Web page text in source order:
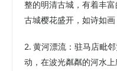
整的明清古城，有着丰
古城樱花盛开，如诗如画
2. 黄河漂流：驻马店毗
动，在波光粼粼的河水